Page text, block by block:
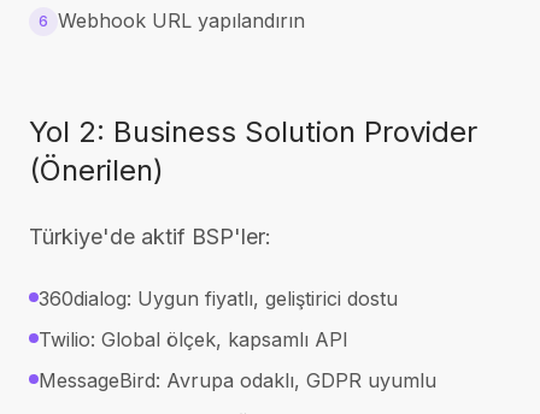
6 Webhook URL yapılandırın
Yol 2: Business Solution Provider
(Önerilen)
Türkiye'de aktif BSP'ler:
360dialog: Uygun fiyatlı, geliştirici dostu
Twilio: Global ölçek, kapsamlı API
MessageBird: Avrupa odaklı, GDPR uyumlu